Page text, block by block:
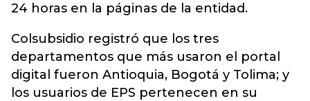
24 horas en la páginas de la entidad.
Colsubsidio registró que los tres
departamentos que más usaron el portal
digital fueron Antioquia, Bogotá y Tolima; y
los usuarios de EPS pertenecen en su